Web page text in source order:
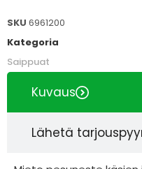
SKU 6961200
Kategoria
Saippuat
Kuvaus
Lähetä